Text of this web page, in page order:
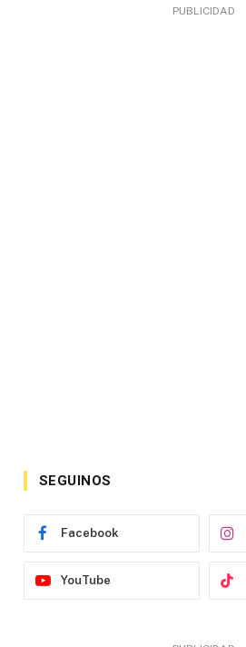
PUBLICIDAD
SEGUINOS
Facebook
YouTube